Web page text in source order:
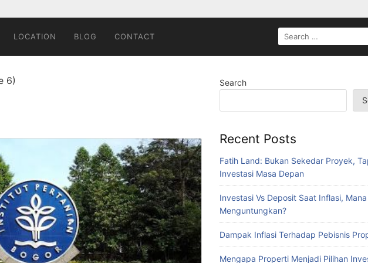
LOCATION BLOG CONTACT
SEARCH
FOR:
6)
Search
Recent Posts
Fatih Land: Bukan Sekedar Proyek,
Investasi Masa Depan
Investasi Vs Deposit Saat Inflasi, Mana
Menguntungkan?
Dampak Inflasi Terhadap Pebisnis
Mengapa Properti Menjadi Pilihan